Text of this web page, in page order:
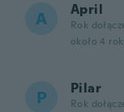
A April
Rok
około 4
P Pilar
Rok